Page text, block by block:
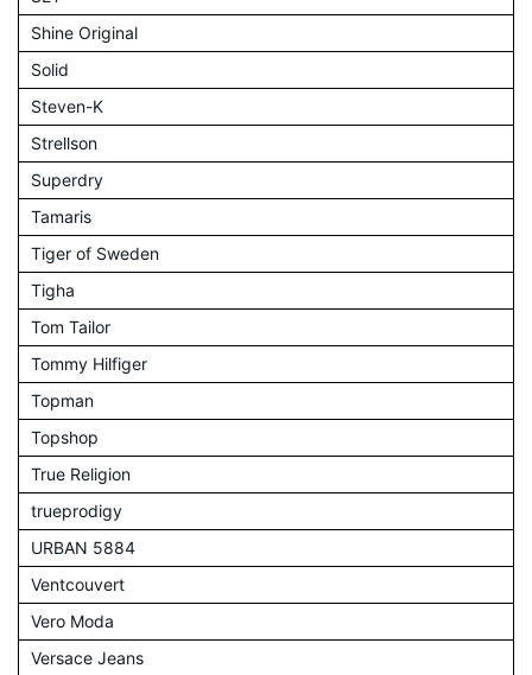
Shine Original
Solid
Steven-K
Strellson
Superdry
Tamaris
Tiger of Sweden
Tigha
Tom Tailor
Tommy Hilfiger
Topman
Topshop
True Religion
trueprodigy
URBAN 5884
Ventcouvert
Vero Moda
Versace Jeans